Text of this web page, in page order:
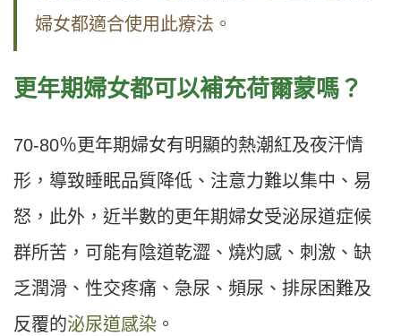
婦女都適合使用此療法。
更年期婦女都可以補充荷爾蒙嗎？
70-80％更年期婦女有明顯的熱潮紅及夜汗情
形，導致睡眠品質降低、注意力難以集中、易
怒，此外，近半數的更年期婦女受泌尿道症候
群所苦，可能有陰道乾澀、燒灼感、刺激、缺
乏潤滑、性交疼痛、急尿、頻尿、排尿困難及
反覆的泌尿道感染 。